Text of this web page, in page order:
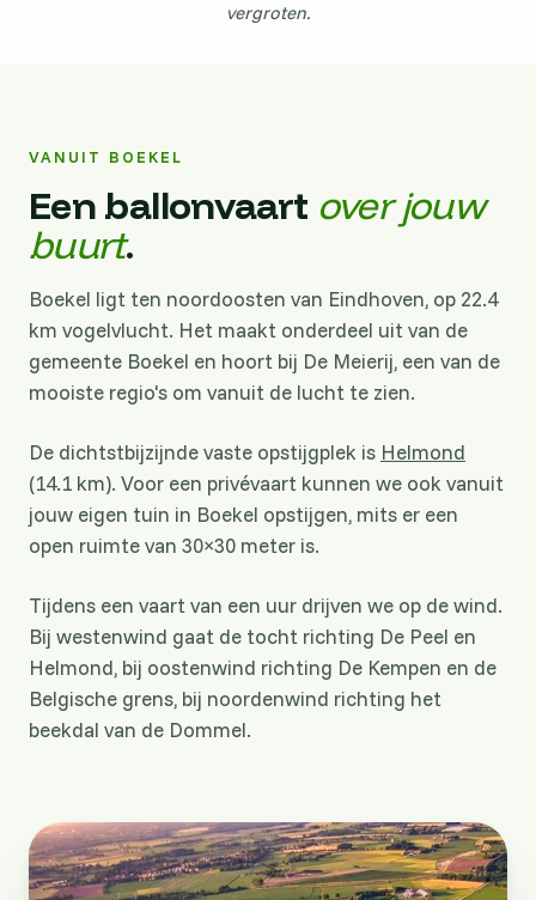
vergroten.
VANUIT BOEKEL
Een ballonvaart over jouw
buurt.
Boekel ligt ten noordoosten van Eindhoven, op 22.4
km vogelvlucht. Het maakt onderdeel uit van de
gemeente Boekel en hoort bij De Meierij, een van de
mooiste regio's om vanuit de lucht te zien.
De dichtstbijzijnde vaste opstijgplek is Helmond
(14.1 km). Voor een privévaart kunnen we ook vanuit
jouw eigen tuin in Boekel opstijgen, mits er een
open ruimte van 30×30 meter is.
Tijdens een vaart van een uur drijven we op de wind.
Bij westenwind gaat de tocht richting De Peel en
Helmond, bij oostenwind richting De Kempen en de
Belgische grens, bij noordenwind richting het
beekdal van de Dommel.